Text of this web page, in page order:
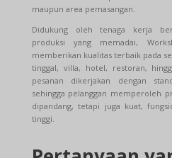
maupun area pemasangan.
Didukung oleh tenaga kerja
produksi yang memadai,
memberikan kualitas terbaik pada
tinggal, villa, hotel, restoran,
pesanan dikerjakan dengan
sehingga pelanggan memperoleh
dipandang, tetapi juga kuat,
tinggi.